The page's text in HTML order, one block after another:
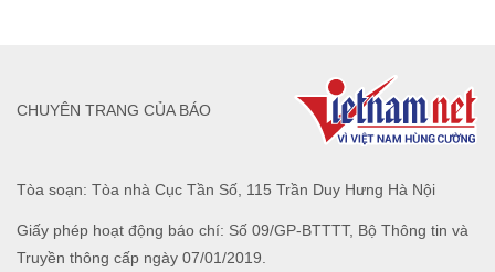
Tòa soạn: Tòa nhà Cục Tần Số, 115 Trần Duy Hưng Hà Nội
Giấy phép hoạt động báo chí: Số 09/GP-BTTTT, Bộ Thông tin và
Truyền thông cấp ngày 07/01/2019.
CHUYÊN TRANG CỦA BÁO